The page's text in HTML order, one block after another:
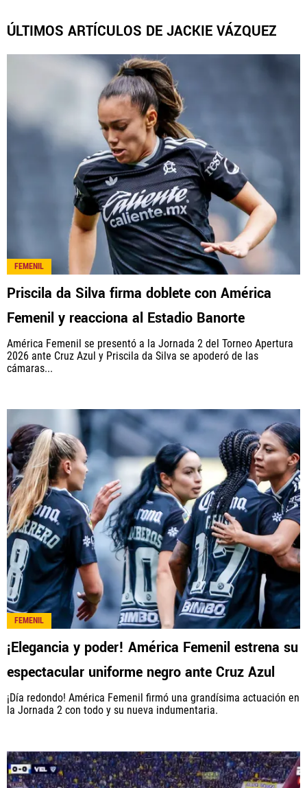
Términos y Condiciones
Políticas de Privacidad
Política Editorial
Ad Choices
América Monumental, al igual que Futbol Sites, es
una compañía perteneciente a Better Collective.
Todos los derechos reservados.
ÚLTIMOS ARTÍCULOS DE JACKIE VÁZQUEZ
FEMENIL
Priscila da Silva firma doblete con América
Femenil y reacciona al Estadio Banorte
América Femenil se presentó a la Jornada 2 del Torneo Apertura
2026 ante Cruz Azul y Priscila da Silva se apoderó de las
cámaras...
FEMENIL
¡Elegancia y poder! América Femenil estrena su
espectacular uniforme negro ante Cruz Azul
¡Día redondo! América Femenil firmó una grandísima actuación en
la Jornada 2 con todo y su nueva indumentaria.